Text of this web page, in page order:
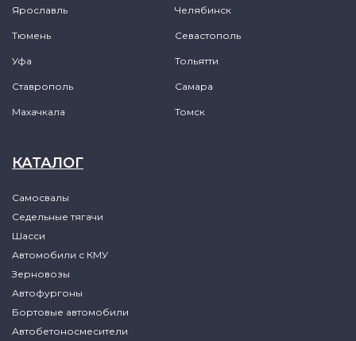
Ярославль Челябинск
Тюмень Севастополь
Уфа Тольятти
Ставрополь Самара
Махачкала Томск
КАТАЛОГ
Самосвалы
Седельные тягачи
Шасси
Автомобили с КМУ
Зерновозы
Автофургоны
Бортовые автомобили
Автобетоносмесители